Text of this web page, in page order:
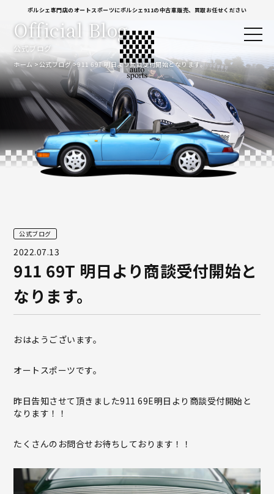
ポルシェ専門店のオートスポーツにポルシェ911の中古車販売、買取お任せください
公式ブログ
Official Blog
ホーム 公式ブログ 911 69T 明日より商談受付開始となります。
公式ブログ
2022.07.13
911 69T 明日より商談受付開始と
なります。
おはようございます。
オートスポーツです。
昨日告知させて頂きました911 69E明日より商談受付開始と
なります！！
たくさんのお問合せお待ちしております！！